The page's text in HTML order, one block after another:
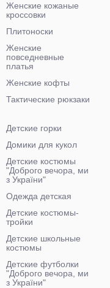
Женские кожаные
кроссовки
Плитоноски
Женские
повседневные
платья
Женские кофты
Тактические рюкзаки
Детские горки
Домики для кукол
Детские костюмы
"Доброго вечора, ми
з України"
Одежда детская
Детские костюмы-
тройки
Детские школьные
костюмы
Детские футболки
"Доброго вечора, ми
з України"